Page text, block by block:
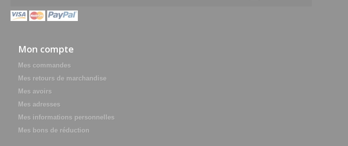
Mon compte
Mes commandes
Mes retours de marchandise
Mes avoirs
Mes adresses
Mes informations personnelles
Mes bons de réduction